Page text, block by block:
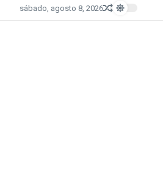
sábado, agosto 8, 2026